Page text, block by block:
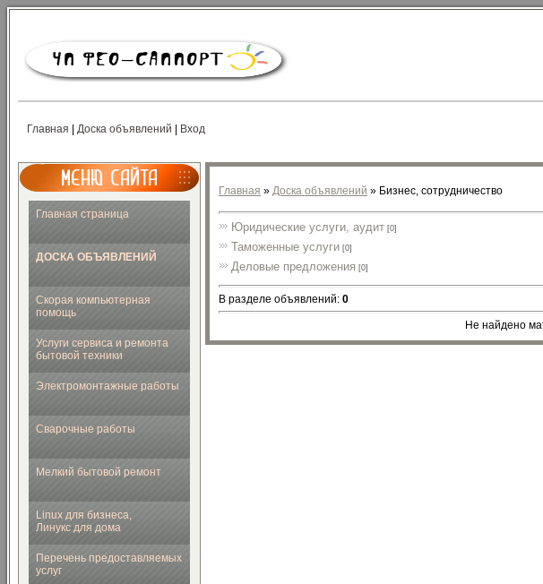
Главная Доска объявлений Вход
Главная страница
ДОСКА ОБЪЯВЛЕНИЙ
Скорая компьютерная
помощь
Услуги сервиса и ремонта
бытовой техники
Электромонтажные работы
Сварочные работы
Мелкий бытовой ремонт
Linux для бизнеса,
Линукс для дома
Перечень предоставляемых
услуг
Главная » Доска объявлений » Бизнес, сотрудничество
Юридические услуги, аудит [0]
Таможенные услуги [0]
Деловые предложения [0]
В разделе объявлений: 0
Не найдено